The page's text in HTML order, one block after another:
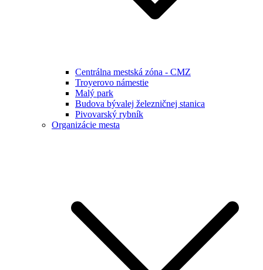
Centrálna mestská zóna - CMZ
Troyerovo námestie
Malý park
Budova bývalej železničnej stanica
Pivovarský rybník
Organizácie mesta